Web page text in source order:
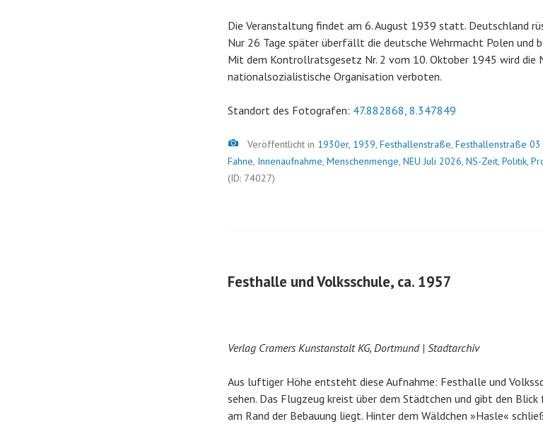
Die Veranstaltung findet am 6. August 1939 statt. Deutschland
Nur 26 Tage später überfällt die deutsche Wehrmacht Polen und
Mit dem Kontrollratsgesetz Nr. 2 vom 10. Oktober 1945 wird die
nationalsozialistische Organisation verboten.
Standort des Fotografen: 47.882868, 8.347849
Bild
Veröffentlicht in 1930er, 1939, Festhallenstraße, Festhallenstraße 03
Fahne, Innenaufnahme, Menschenmenge, NEU Juli 2026, NS-Zeit, Politik,
(ID: 74027)
Festhalle und Volksschule, ca. 1957
Verlag Cramers Kunstanstalt KG, Dortmund | Stadtarchiv
Aus luftiger Höhe entsteht diese Aufnahme: Festhalle und
sehen. Das Flugzeug kreist über dem Städtchen und gibt den
am Rand der Bebauung liegt. Hinter dem Wäldchen »Hasle«